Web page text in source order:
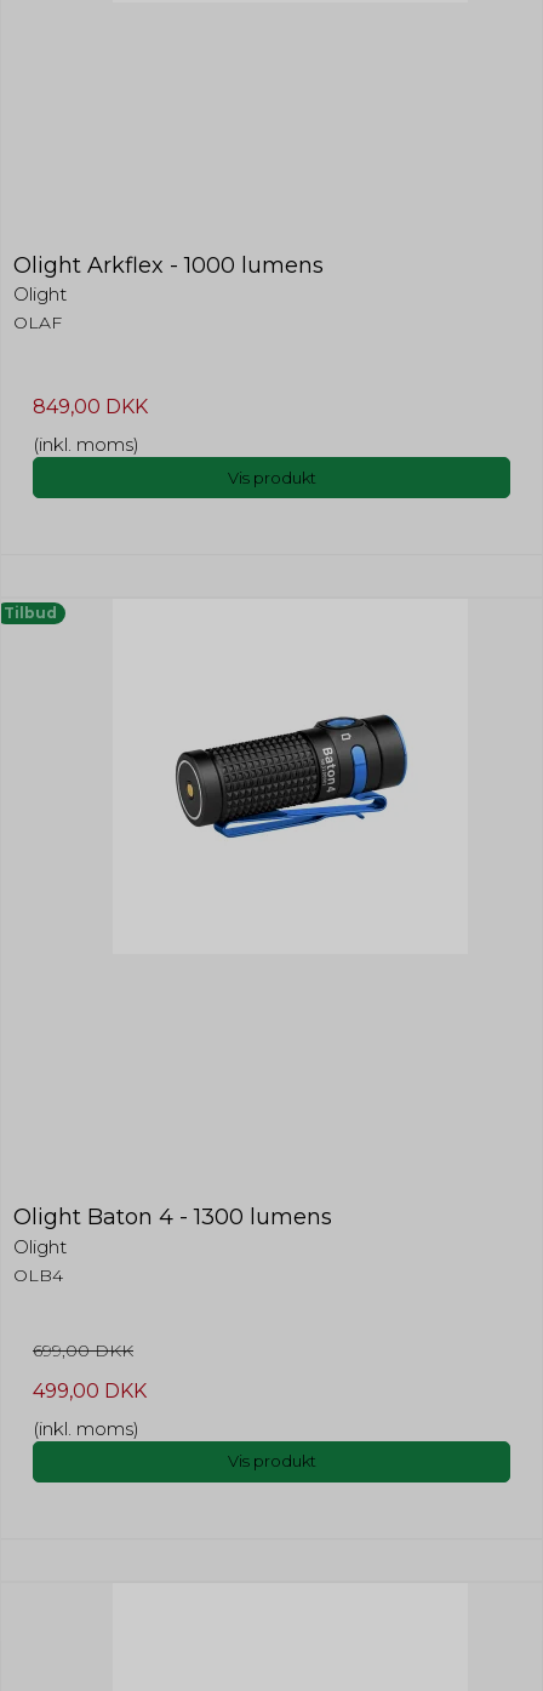
Olight Arkflex - 1000 lumens
Olight
OLAF
849,00 DKK
(inkl. moms)
Vis produkt
Tilbud
Olight Baton 4 - 1300 lumens
Olight
OLB4
699,00 DKK
499,00 DKK
(inkl. moms)
Vis produkt